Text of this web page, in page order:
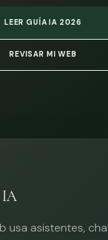
LEER GUÍA IA 2026
REVISAR MI WEB
IA
usa asistentes,